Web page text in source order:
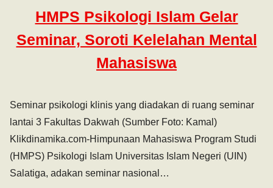
HMPS Psikologi Islam Gelar
Seminar, Soroti Kelelahan Mental
Mahasiswa
Seminar psikologi klinis yang diadakan di ruang seminar
lantai 3 Fakultas Dakwah (Sumber Foto: Kamal)
Klikdinamika.com-Himpunaan Mahasiswa Program Studi
(HMPS) Psikologi Islam Universitas Islam Negeri (UIN)
Salatiga, adakan seminar nasional…